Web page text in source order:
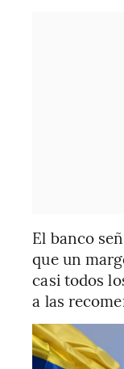
El banco
que un
casi todos
a las